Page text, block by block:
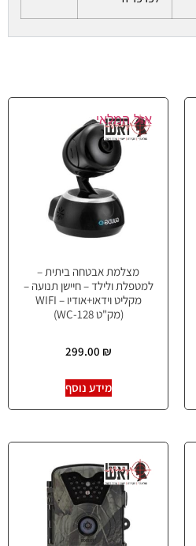
אזל המלאי
מצלמת אבטחה ביתית –
למטפלת ולילד – חיישן תנועה –
מקליט וידאו+אודיו – WIFI
(מק"ט WC-128)
299.00 ₪
מידע נוסף